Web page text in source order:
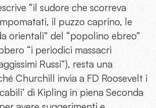
“il sudore che scorreva
il puzzo caprino, le
orientali” del “popolino ebreo”
“i periodici massacri
Russi”), resta una
Churchill invia a FD Roosevelt i
di Kipling in piena Seconda